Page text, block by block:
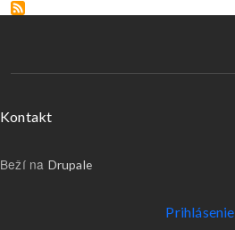
Menu v päte
Kontakt
Beží na Drupale
Používateľské menu
Prihlásenie